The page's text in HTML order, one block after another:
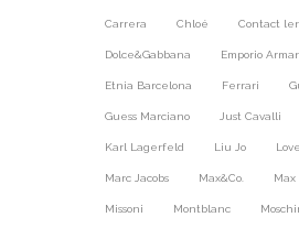
Carrera Chloé Contact
Dolce&Gabbana Emporio
Etnia Barcelona Ferrari
Guess Marciano Just Cavalli
Karl Lagerfeld Liu Jo
Marc Jacobs Max&Co. Max
Missoni Montblanc